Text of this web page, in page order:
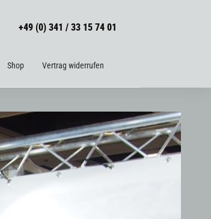
+49 (0) 341 / 33 15 74 01
Shop Vertrag widerrufen